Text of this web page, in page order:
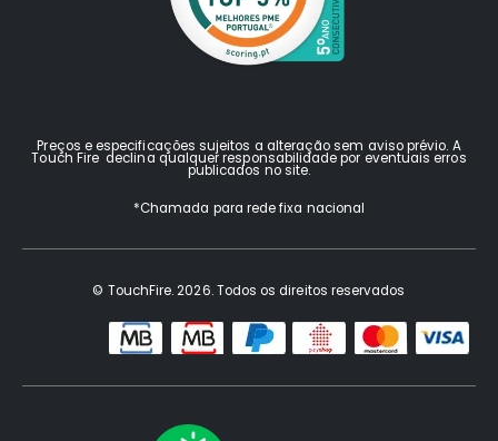
Preços e especificações sujeitos a alteração sem aviso prévio. A
Touch Fire declina qualquer responsabilidade por eventuais erros
publicados no site.
*Chamada para rede fixa nacional
© TouchFire. 2026. Todos os direitos reservados